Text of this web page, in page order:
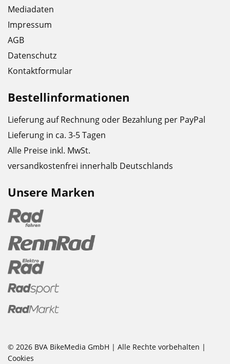
Mediadaten
Impressum
AGB
Datenschutz
Kontaktformular
Bestellinformationen
Lieferung auf Rechnung oder Bezahlung per PayPal
Lieferung in ca. 3-5 Tagen
Alle Preise inkl. MwSt.
versandkostenfrei innerhalb Deutschlands
Unsere Marken
© 2026 BVA BikeMedia GmbH | Alle Rechte vorbehalten |
Cookies